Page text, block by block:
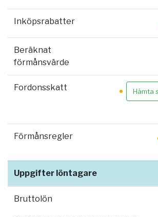
Inköpsrabatter
Beräknat
förmånsvärde
Fordonsskatt Hämta
Förmånsregler
Uppgifter löntagare
Bruttolön